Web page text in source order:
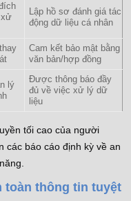
xử
Lập hồ sơ đánh giá tác
động dữ liệu cá nhân
Cam kết bảo mật bằng
văn bản/hợp đồng
lý
Được thông báo đầy
đủ về việc xử lý dữ
liệu
tối cao của người
các báo cáo định kỳ về an
toàn thông tin tuyệt